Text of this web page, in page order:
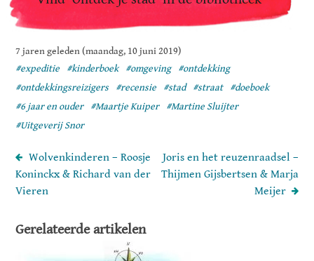
7 jaren geleden (maandag, 10 juni 2019)
#expeditie
#kinderboek #omgeving
#ontdekking
#ontdekkingsreizigers
#recensie #stad #straat
#doeboek
#6 jaar en ouder
#Maartje Kuiper
#Martine Sluijter
#Uitgeverij Snor
Wolvenkinderen – Roosje
Koninckx & Richard van der
Vieren
Joris en het reuzenraadsel –
Thijmen Gijsbertsen & Marja
Meijer
Gerelateerde artikelen